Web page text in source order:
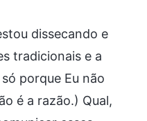
dissecando e
tradicionais e a
porque Eu não
é a razão.) Qual,